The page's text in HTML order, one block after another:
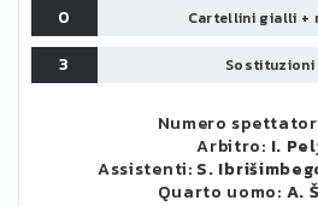
0
Cartellini gialli +
3
Sostituzioni
Numero
Arbitro: I.
Assistenti: S.
Quarto uomo: A.